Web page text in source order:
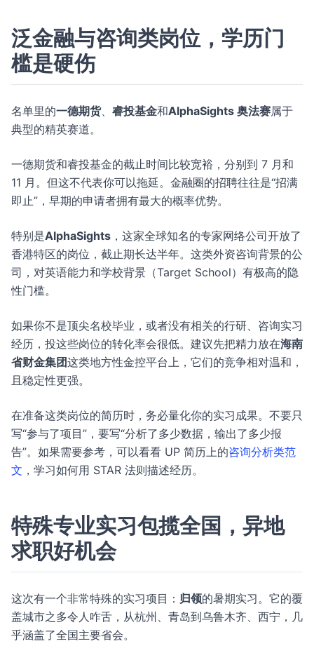
泛金融与咨询类岗位，学历门
槛是硬伤
名单里的一德期货、 睿投基金和AlphaSights 奥法赛属于
典型的精英赛道。
一德期货和睿投基金的截止时间比较宽裕，分别到 7 月和
11 月。但这不代表你可以拖延。金融圈的招聘往往是“招满
即止”，早期的申请者拥有最大的概率优势。
特别是AlphaSights ，这家全球知名的专家网络公司开放了
香港特区的岗位，截止期长达半年。这类外资咨询背景的公
司，对英语能力和学校背景（Target School）有极高的隐
性门槛。
如果你不是顶尖名校毕业，或者没有相关的行研、咨询实习
经历，投这些岗位的转化率会很低。建议先把精力放在海南
省财金集团这类地方性金控平台上，它们的竞争相对温和，
且稳定性更强。
在准备这类岗位的简历时，务必量化你的实习成果。不要只
写“参与了项目”，要写“分析了多少数据，输出了多少报
告”。如果需要参考，可以看看 UP 简历上的咨询分析类范
文 ，学习如何用 STAR 法则描述经历。
特殊专业实习包揽全国，异地
求职好机会
这次有一个非常特殊的实习项目： 归领的暑期实习。它的覆
盖城市之多令人咋舌，从杭州、青岛到乌鲁木齐、西宁，几
乎涵盖了全国主要省会。